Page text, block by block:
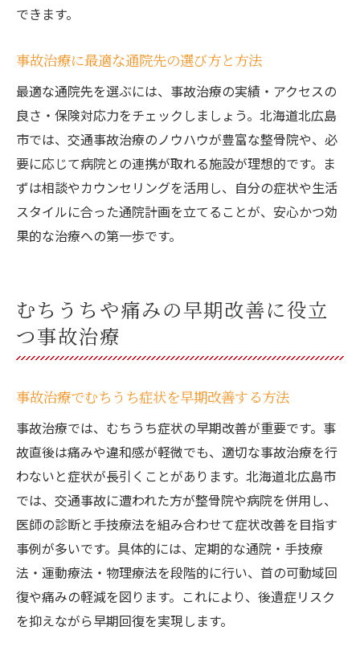
できます。
事故治療に最適な通院先の選び方と方法
最適な通院先を選ぶには、事故治療の実績・アクセスの
良さ・保険対応力をチェックしましょう。北海道北広島
市では、交通事故治療のノウハウが豊富な整骨院や、必
要に応じて病院との連携が取れる施設が理想的です。ま
ずは相談やカウンセリングを活用し、自分の症状や生活
スタイルに合った通院計画を立てることが、安心かつ効
果的な治療への第一歩です。
むちうちや痛みの早期改善に役立
つ事故治療
事故治療でむちうち症状を早期改善する方法
事故治療では、むちうち症状の早期改善が重要です。事
故直後は痛みや違和感が軽微でも、適切な事故治療を行
わないと症状が長引くことがあります。北海道北広島市
では、交通事故に遭われた方が整骨院や病院を併用し、
医師の診断と手技療法を組み合わせて症状改善を目指す
事例が多いです。具体的には、定期的な通院・手技療
法・運動療法・物理療法を段階的に行い、首の可動域回
復や痛みの軽減を図ります。これにより、後遺症リスク
を抑えながら早期回復を実現します。